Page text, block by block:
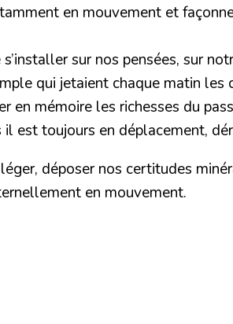
en mouvement et
sur nos pensées, sur
qui jetaient chaque matin les
en mémoire les richesses du
il est toujours en déplacement,
déposer nos certitudes
en mouvement.